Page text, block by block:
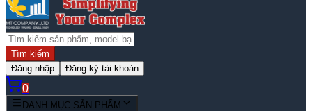
Tìm kiếm
Đăng nhập
Đăng ký tài khoản
0
DANH MỤC SẢN PHẨM